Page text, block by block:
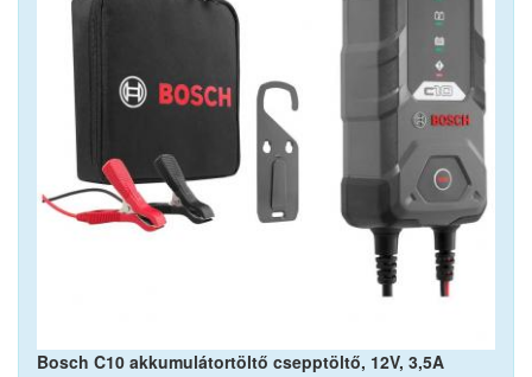
Bosch C10 akkumulátortöltő csepptöltő, 12V, 3,5A